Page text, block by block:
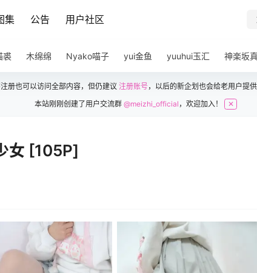
集 公告 用户社区
裘 木绵绵 Nyako喵子 yui金鱼 yuuhui玉汇 神楽坂
册也可以访问全部内容，但仍建议 注册账号，以后的新企划也会给老用户提供
本站刚刚创建了用户交流群@meizhi_official ，欢迎加入！ ✕
女 [105P]